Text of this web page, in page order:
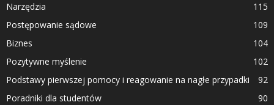
Narzędzia
115
Postępowanie sądowe
109
Biznes
104
Pozytywne myślenie
102
Podstawy pierwszej pomocy i reagowanie na nagłe przypadki
92
Poradniki dla studentów
90